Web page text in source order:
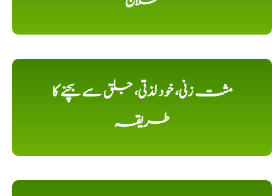
مشت زنی، خود لذتی، جلق سے بچنے کا
طریقہ